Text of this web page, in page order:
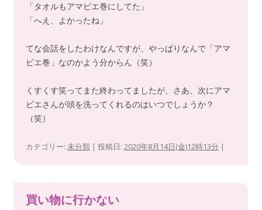
「タオルもアマビエ巻にしてた」
「へえ、よかったね」
てな会話をしたわけなんですが、やっぱりなんで「アマ
ビエ巻」なのかよう分からん（笑）
くすくす笑ってまた終わってましたが、さあ、次にアマ
ビエさんが頭を洗ってくれるのはいつでしょうか？
（笑）
カテゴリー: 未分類 | 投稿日: 2020年8月14日(金)12時13分 |
買い物に行かない